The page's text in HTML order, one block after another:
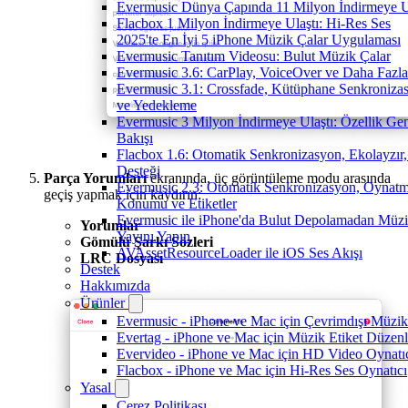
Evermusic Dünya Çapında 11 Milyon İndirmeye
Flacbox 1 Milyon İndirmeye Ulaştı: Hi-Res Ses
2025'te En İyi 5 iPhone Müzik Çalar Uygulaması
Evermusic Tanıtım Videosu: Bulut Müzik Çalar
Evermusic 3.6: CarPlay, VoiceOver ve Daha
Evermusic 3.1: Crossfade, Kütüphane
ve Yedekleme
Evermusic 3 Milyon İndirmeye Ulaştı: Özellik
Bakışı
Flacbox 1.6: Otomatik Senkronizasyon,
Desteği
Evermusic 2.3: Otomatik Senkronizasyon,
Konumu ve Etiketler
Evermusic ile iPhone'da Bulut Depolamadan
Yayını Yapın
AVAssetResourceLoader ile iOS Ses Akışı
Destek
Hakkımızda
Ürünler
Evermusic - iPhone ve Mac için Çevrimdışı
Evertag - iPhone ve Mac için Müzik Etiket
Evervideo - iPhone ve Mac için HD Video
Flacbox - iPhone ve Mac için Hi-Res Ses Oynatıcı
Yasal
Parça Yorumlarıekranında, üç görüntüleme modu arasında
geçiş yapmak için kaydırın:
Yorumlar
Gömülü Şarkı Sözleri
LRC Dosyası